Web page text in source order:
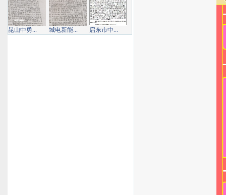
昆山中勇... 城电新能... 启东市中...